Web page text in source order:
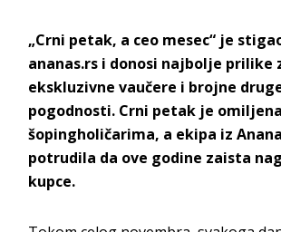
„Crni petak, a ceo mesec“ je
ananas.rs i donosi najbolje prilike
ekskluzivne vaučere i brojne
pogodnosti. Crni petak je
šopingholičarima, a ekipa iz
potrudila da ove godine zaista
kupce.